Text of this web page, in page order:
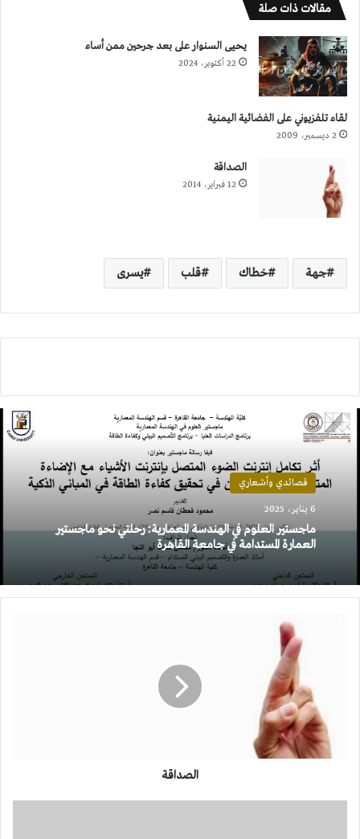
مقالات ذات صلة
يحيى السنوار على بعد جرحين ممن أساء
22 أكتوبر، 2024
لقاء تلفزيوني على الفضائية اليمنية
2 ديسمبر، 2009
الصداقة
12 فبراير، 2014
جهة خطاك قلب يسرى
قصائدي وأشعاري
6 يناير، 2025
ماجستير العلوم في الهندسة المعمارية: رحلتي نحو ماجستير
العمارة المستدامة في جامعة القاهرة
الصداقة